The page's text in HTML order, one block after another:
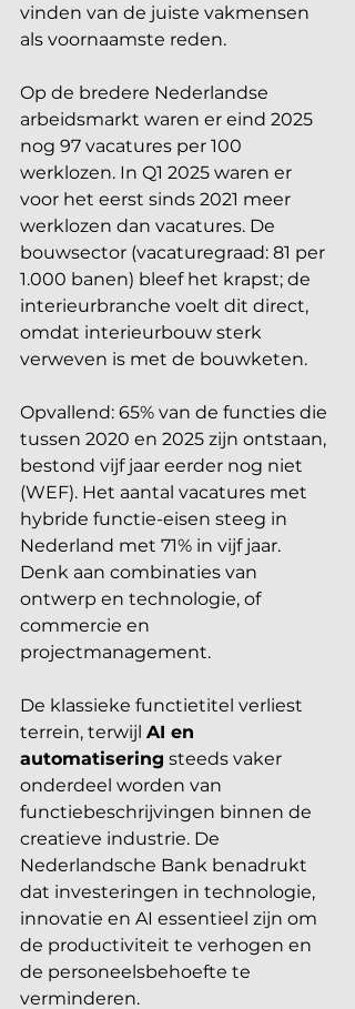
vinden van de juiste vakmensen
als voornaamste reden.
Op de bredere Nederlandse
arbeidsmarkt waren er eind 2025
nog 97 vacatures per 100
werklozen. In Q1 2025 waren er
voor het eerst sinds 2021 meer
werklozen dan vacatures. De
bouwsector (vacaturegraad: 81 per
1.000 banen) bleef het krapst; de
interieurbranche voelt dit direct,
omdat interieurbouw sterk
verweven is met de bouwketen.
Opvallend: 65% van de functies die
tussen 2020 en 2025 zijn ontstaan,
bestond vijf jaar eerder nog niet
(WEF). Het aantal vacatures met
hybride functie-eisen steeg in
Nederland met 71% in vijf jaar.
Denk aan combinaties van
ontwerp en technologie, of
commercie en
projectmanagement.
De klassieke functietitel verliest
terrein, terwijl AI en
automatisering steeds vaker
onderdeel worden van
functiebeschrijvingen binnen de
creatieve industrie. De
Nederlandsche Bank benadrukt
dat investeringen in technologie,
innovatie en AI essentieel zijn om
de productiviteit te verhogen en
de personeelsbehoefte te
verminderen.